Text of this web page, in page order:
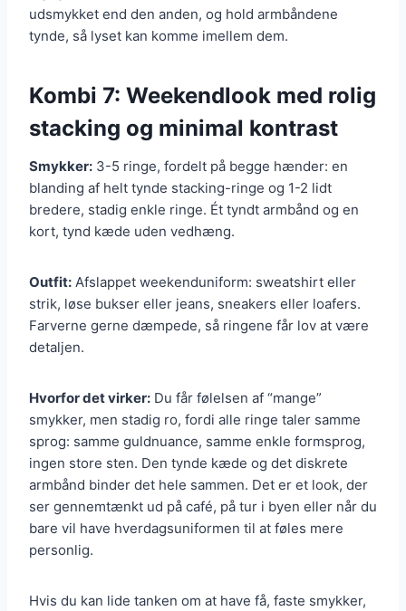
udsmykket end den anden, og hold armbåndene
tynde, så lyset kan komme imellem dem.
Kombi 7: Weekendlook med rolig
stacking og minimal kontrast
Smykker: 3-5 ringe, fordelt på begge hænder: en
blanding af helt tynde stacking-ringe og 1-2 lidt
bredere, stadig enkle ringe. Ét tyndt armbånd og en
kort, tynd kæde uden vedhæng.
Outfit: Afslappet weekenduniform: sweatshirt eller
strik, løse bukser eller jeans, sneakers eller loafers.
Farverne gerne dæmpede, så ringene får lov at være
detaljen.
Hvorfor det virker: Du får følelsen af “mange”
smykker, men stadig ro, fordi alle ringe taler samme
sprog: samme guldnuance, samme enkle formsprog,
ingen store sten. Den tynde kæde og det diskrete
armbånd binder det hele sammen. Det er et look, der
ser gennemtænkt ud på café, på tur i byen eller når du
bare vil have hverdagsuniformen til at føles mere
personlig.
Hvis du kan lide tanken om at have få, faste smykker,